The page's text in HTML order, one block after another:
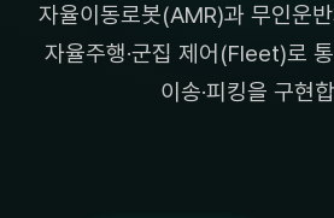
자율이동로봇(AMR)과 무인운
자율주행·군집 제어(Fleet)로
이송·피킹을 구현